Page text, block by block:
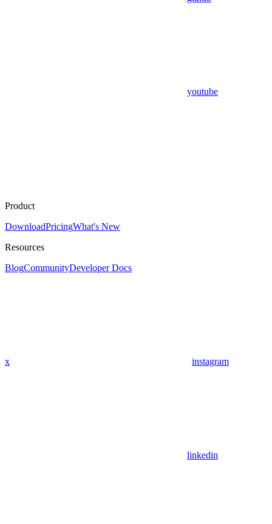
youtube
Product
DownloadPricingWhat's New
Resources
BlogCommunityDeveloper Docs
x instagram
linkedin